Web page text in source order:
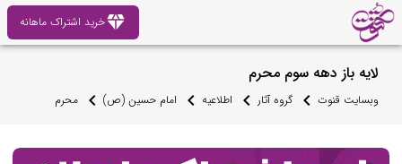
diamondخرید اشتراک ماهانه
لایه باز دهه سوم محرم
وبسایت قنوت گروه آثار اطلاعیه امام حسین (ص) محرم